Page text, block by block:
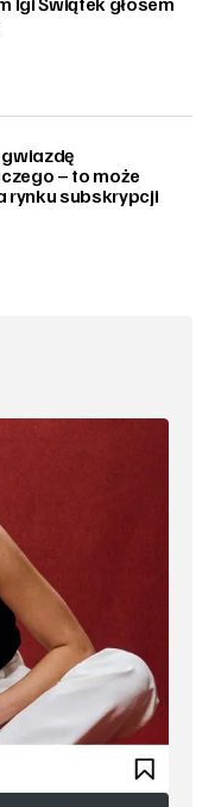
– to może
rynku subskrypcji